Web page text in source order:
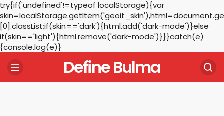
try{if('undefined'!=typeof localStorage){var
[0].classList;if(skin=='dark'){html.add('dark-mode')}else
if(skin=='light'){html.remove('dark-mode')}}}catch(e)
{console.log(e)}
Define Bulma